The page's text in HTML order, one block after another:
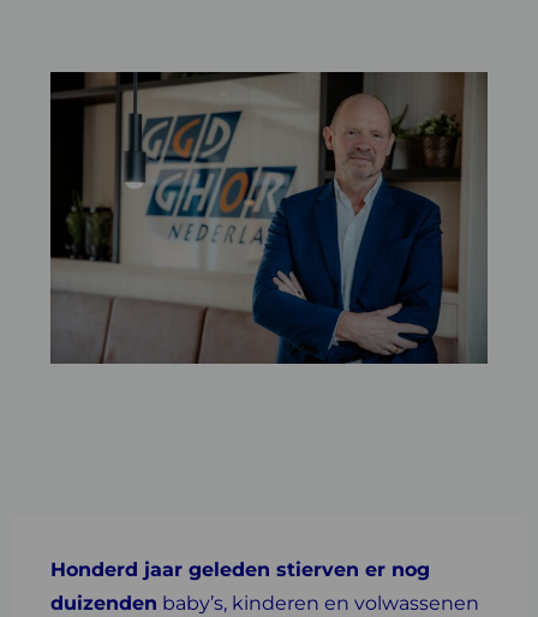
Honderd jaar geleden stierven er nog
duizenden baby’s, kinderen en volwassenen